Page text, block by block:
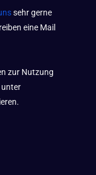
sehr gerne
eine Mail
zur Nutzung
unter